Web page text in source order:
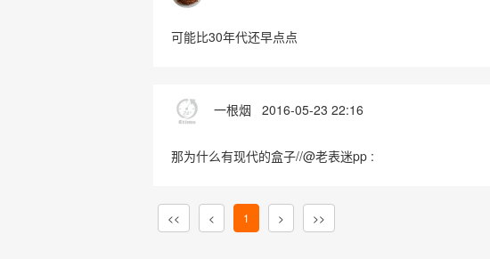
可能比30年代还早点点
一根烟 2016-05-23 22:16
那为什么有现代的盒子//@老表迷pp :
<< < 1 > >>